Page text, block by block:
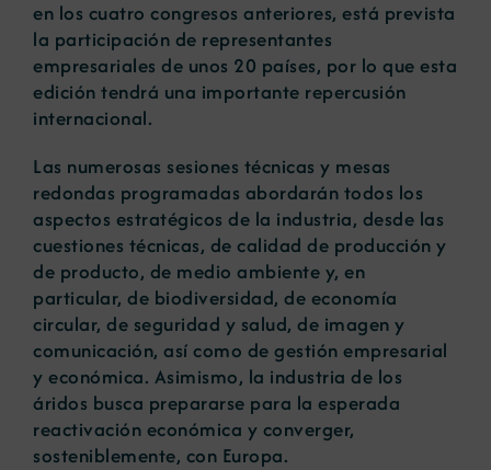
en los cuatro congresos anteriores, está prevista
la participación de representantes
empresariales de unos 20 países, por lo que esta
edición tendrá una importante repercusión
internacional.
Las numerosas sesiones técnicas y mesas
redondas programadas abordarán todos los
aspectos estratégicos de la industria, desde las
cuestiones técnicas, de calidad de producción y
de producto, de medio ambiente y, en
particular, de biodiversidad, de economía
circular, de seguridad y salud, de imagen y
comunicación, así como de gestión empresarial
y económica. Asimismo, la industria de los
áridos busca prepararse para la esperada
reactivación económica y converger,
sosteniblemente, con Europa.